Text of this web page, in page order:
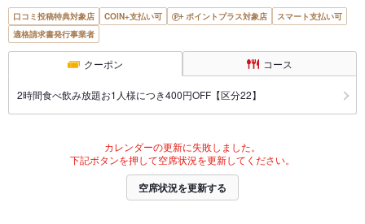
口コミ投稿特典対象店 COIN+支払い可 ポイントプラス対象店
スマート支払い可
適格請求書発行事業者
クーポン コース
2時間食べ飲み放題お1人様につき400円OFF【区分22】
カレンダーの更新に失敗しました。
下記ボタンを押して空席状況を更新してください。
空席状況を更新する